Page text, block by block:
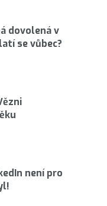
dovolená v
se vůbec?
není pro